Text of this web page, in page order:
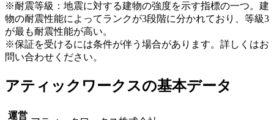
※耐震等級：地震に対する建物の強度を示す指標の一つ。建
物の耐震性能によってランクが3段階に分かれており、等級3
が最も耐震性能が高い。
※保証を受けるには条件が伴う場合があります。詳しくはお
問い合わせください。
アティックワークスの基本データ
運営